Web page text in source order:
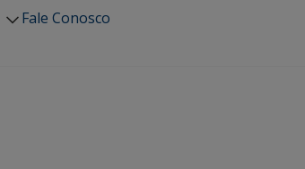
Fale Conosco